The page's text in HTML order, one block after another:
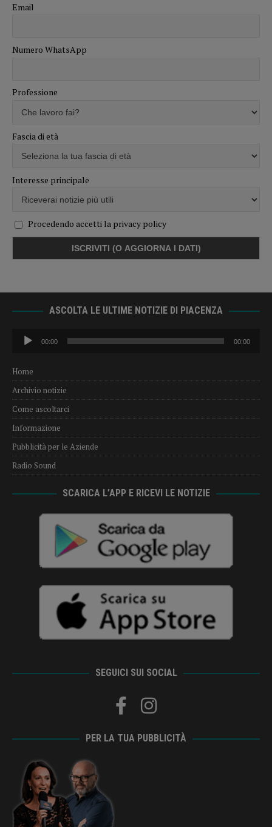
Email
Numero WhatsApp
Professione
Fascia di età
Interesse principale
Procedendo accetti la privacy policy
ASCOLTA LE ULTIME NOTIZIE DI PIACENZA
Audio
Player
00:00 00:00
Home
Archivio notizie
Come ascoltarci
Informazione
Pubblicità per le Aziende
Radio Sound
SCARICA L’APP E RICEVI LE NOTIZIE
SEGUICI SUI SOCIAL
PER LA TUA PUBBLICITÀ